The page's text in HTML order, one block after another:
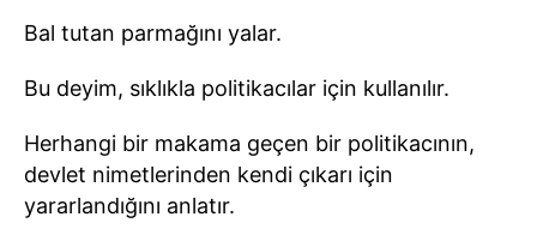
Bal tutan parmağını yalar.
Bu deyim, sıklıkla politikacılar için kullanılır.
Herhangi bir makama geçen bir politikacının,
devlet nimetlerinden kendi çıkarı için
yararlandığını anlatır.